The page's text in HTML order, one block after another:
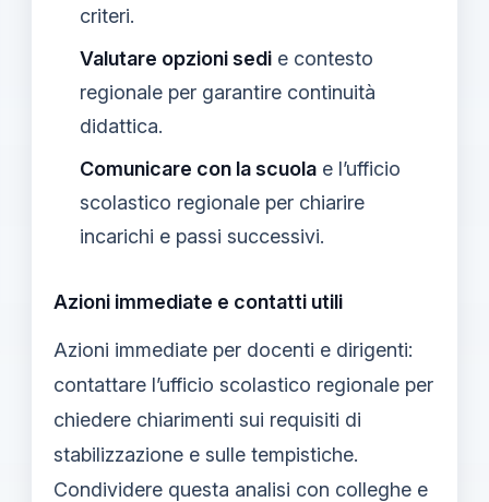
criteri.
Valutare opzioni sedi e contesto
regionale per garantire continuità
didattica.
Comunicare con la scuola e l’ufficio
scolastico regionale per chiarire
incarichi e passi successivi.
Azioni immediate e contatti utili
Azioni immediate per docenti e dirigenti:
contattare l’ufficio scolastico regionale per
chiedere chiarimenti sui requisiti di
stabilizzazione e sulle tempistiche.
Condividere questa analisi con colleghe e